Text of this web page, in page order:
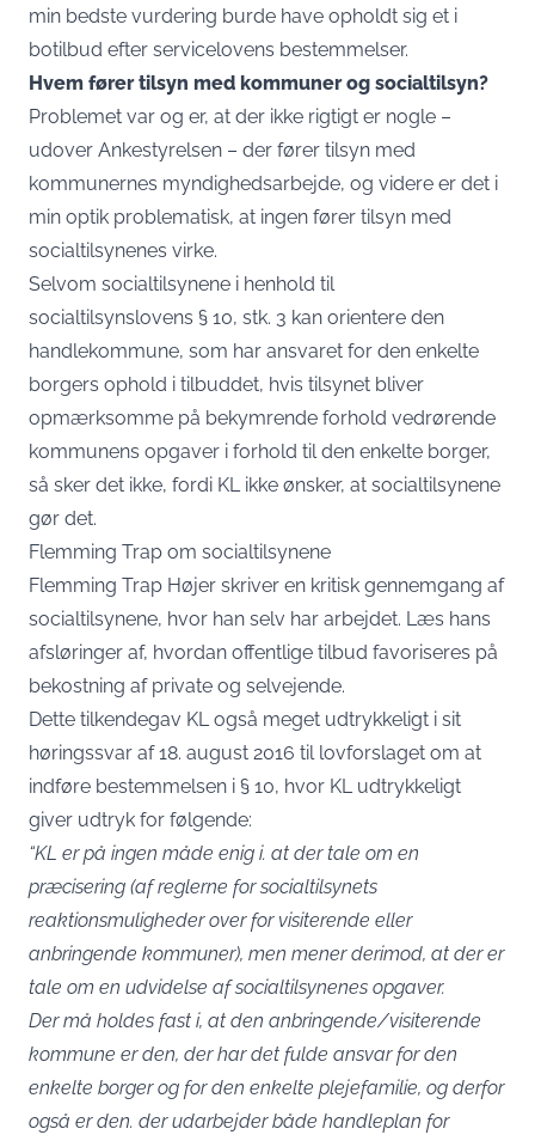
min bedste vurdering burde have opholdt sig et i
botilbud efter servicelovens bestemmelser.
Hvem fører tilsyn med kommuner og socialtilsyn?
Problemet var og er, at der ikke rigtigt er nogle –
udover Ankestyrelsen – der fører tilsyn med
kommunernes myndighedsarbejde, og videre er det i
min optik problematisk, at ingen fører tilsyn med
socialtilsynenes virke.
Selvom socialtilsynene i henhold til
socialtilsynslovens § 10, stk. 3 kan orientere den
handlekommune, som har ansvaret for den enkelte
borgers ophold i tilbuddet, hvis tilsynet bliver
opmærksomme på bekymrende forhold vedrørende
kommunens opgaver i forhold til den enkelte borger,
så sker det ikke, fordi KL ikke ønsker, at socialtilsynene
gør det.
Flemming Trap om socialtilsynene
Flemming Trap Højer skriver en kritisk gennemgang af
socialtilsynene, hvor han selv har arbejdet. Læs hans
afsløringer af, hvordan offentlige tilbud favoriseres på
bekostning af private og selvejende.
Dette tilkendegav KL også meget udtrykkeligt i sit
høringssvar af 18. august 2016 til lovforslaget om at
indføre bestemmelsen i § 10, hvor KL udtrykkeligt
giver udtryk for følgende:
“KL er på ingen måde enig i. at der tale om en
præcisering (af reglerne for socialtilsynets
reaktionsmuligheder over for visiterende eller
anbringende kommuner), men mener derimod, at der er
tale om en udvidelse af socialtilsynenes opgaver.
Der må holdes fast i, at den anbringende/visiterende
kommune er den, der har det fulde ansvar for den
enkelte borger og for den enkelte plejefamilie, og derfor
også er den. der udarbejder både handleplan for